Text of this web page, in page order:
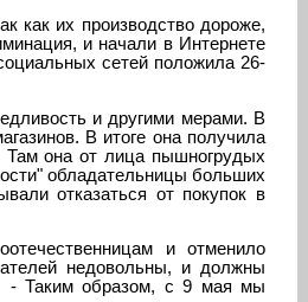
как их производство дороже,
и начали в Интернете
сетей положила 26-
и другими мерами. В
В итоге она получила
Там она от лица пышногрудых
обладательницы больших
отказаться от покупок в
и отменило
недовольны, и должны
- Таким образом, с 9 мая мы